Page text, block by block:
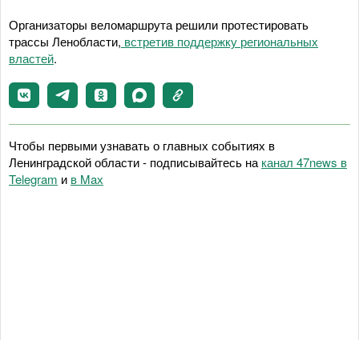
Организаторы веломаршрута решили протестировать
трассы Ленобласти, встретив поддержку региональных
властей.
Чтобы первыми узнавать о главных событиях в
Ленинградской области - подписывайтесь на канал 47news в
Telegram и в Maх